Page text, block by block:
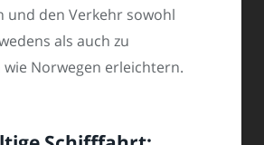
und den Verkehr sowohl
als auch zu
Norwegen erleichtern.